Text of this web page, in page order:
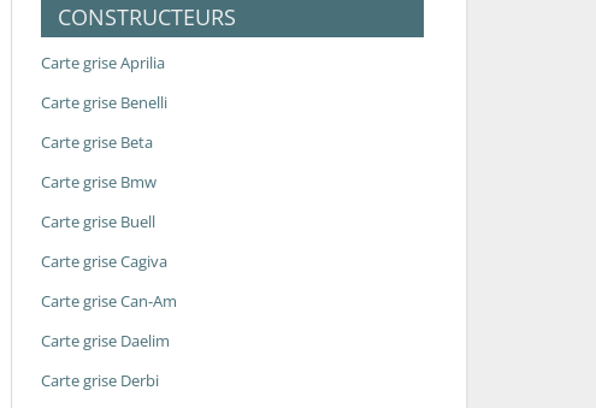
CONSTRUCTEURS
Carte grise Aprilia
Carte grise Benelli
Carte grise Beta
Carte grise Bmw
Carte grise Buell
Carte grise Cagiva
Carte grise Can-Am
Carte grise Daelim
Carte grise Derbi